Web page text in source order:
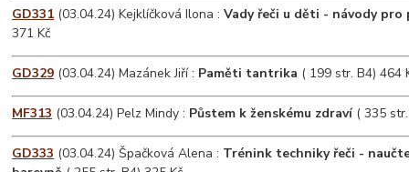
GD331 (03.04.24) Kejklíčková Ilona :Vady řeči u děti - návody pro
371 Kč
GD329 (03.04.24) Mazánek Jiří : Paměti tantrika ( 199 str. B4) 464
MF313 (03.04.24) Pelz Mindy : Půstem k ženskému zdraví( 335 str.
GD333 (03.04.24) Špačková Alena : Trénink techniky řeči -